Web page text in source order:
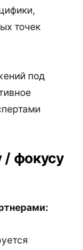
точек
под
/ фокусу